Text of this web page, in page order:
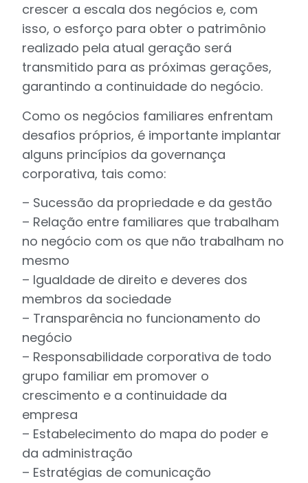
crescer a escala dos negócios e, com
isso, o esforço para obter o patrimônio
realizado pela atual geração será
transmitido para as próximas gerações,
garantindo a continuidade do negócio.
Como os negócios familiares enfrentam
desafios próprios, é importante implantar
alguns princípios da governança
corporativa, tais como:
– Sucessão da propriedade e da gestão
– Relação entre familiares que trabalham
no negócio com os que não trabalham no
mesmo
– Igualdade de direito e deveres dos
membros da sociedade
– Transparência no funcionamento do
negócio
– Responsabilidade corporativa de todo
grupo familiar em promover o
crescimento e a continuidade da
empresa
– Estabelecimento do mapa do poder e
da administração
– Estratégias de comunicação